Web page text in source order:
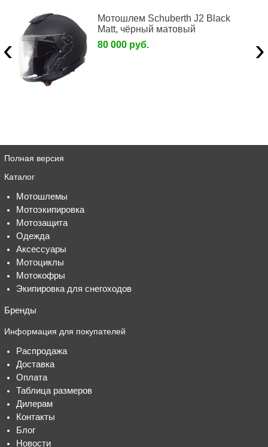
Мотошлем Schuberth J2 Black
Matt, чёрный матовый
80 000 руб.
‹ ›
Полная версия
Каталог
Мотошлемы
Мотоэкипировка
Мотозащита
Одежда
Аксессуары
Мотоциклы
Мотокофры
Экипировка для снегоходов
Бренды
Информация для покупателей
Распродажа
Доставка
Оплата
Таблица размеров
Дилерам
Контакты
Блог
Новости